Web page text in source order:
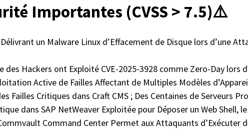
Importantes (CVSS > 7.5)⚠️
un Malware Linux d’Effacement de Disque lors d’une
Hackers ont Exploité CVE-2025-3928 comme Zero-Day lors
Active de Failles Affectant de Multiples Modèles
Failles Critiques dans Craft CMS ; Des Centaines de Serveurs
dans SAP NetWeaver Exploitée pour Déposer un Web Shell,
Command Center Permet aux Attaquants d’Exécuter